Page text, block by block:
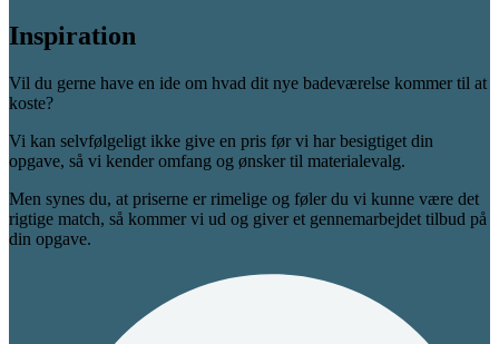
Inspiration
Vil du gerne have en ide om hvad dit nye badeværelse kommer til at
koste?
Vi kan selvfølgeligt ikke give en pris før vi har besigtiget din
opgave, så vi kender omfang og ønsker til materialevalg.
Men synes du, at priserne er rimelige og føler du vi kunne være det
rigtige match, så kommer vi ud og giver et gennemarbejdet tilbud på
din opgave.